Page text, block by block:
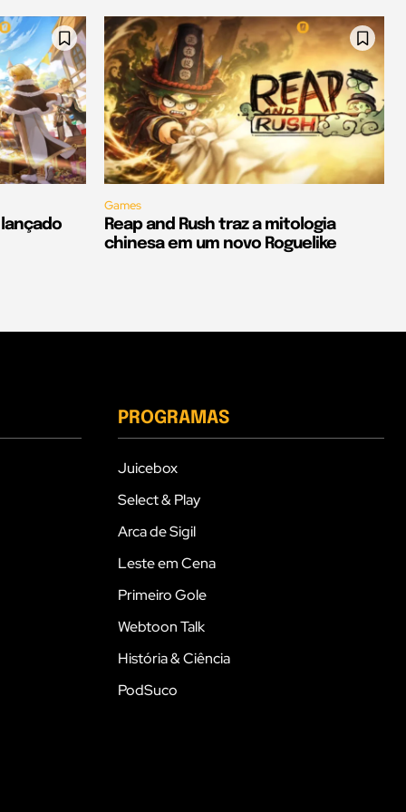
lançado
Games
Reap and Rush traz a mitologia
chinesa em um novo Roguelike
PROGRAMAS
Juicebox
Select & Play
Arca de Sigil
Leste em Cena
Primeiro Gole
Webtoon Talk
História & Ciência
PodSuco